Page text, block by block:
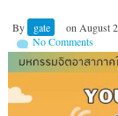
By gate on August
No Comments